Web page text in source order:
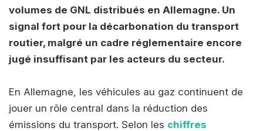
volumes de GNL distribués en Allemagne. Un
signal fort pour la décarbonation du transport
routier, malgré un cadre réglementaire encore
jugé insuffisant par les acteurs du secteur.
En Allemagne, les véhicules au gaz continuent de
jouer un rôle central dans la réduction des
émissions du transport. Selon les chiffres